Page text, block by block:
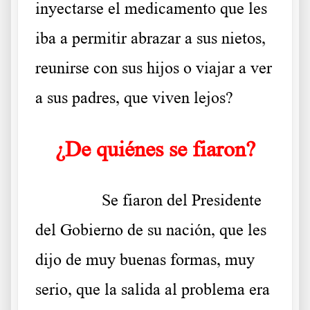
inyectarse el medicamento que les
iba a permitir abrazar a sus nietos,
reunirse con sus hijos o viajar a ver
a sus padres, que viven lejos?
¿De quiénes se fiaron?
Se fiaron del Presidente
del Gobierno de su nación, que les
dijo de muy buenas formas, muy
serio, que la salida al problema era